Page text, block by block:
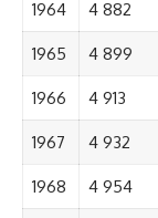
1964 4 882
1965 4 899
1966 4 913
1967 4 932
1968 4 954